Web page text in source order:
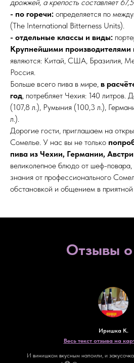
дрожжей, а крепость составляет
- по горечи: определяется по
(The International Bitterness Units).
- отдельные классы и виды:
Крупнейшими производителями
являются: Китай, США, Бразилия,
Россия.
Больше всего пива в мире, в
год , потребляет Чехия: 140 литров.
(107,8 л.), Румыния (100,3 л.),
л.).
Дорогие гости, приглашаем на
Сомелье. У нас вы не только
пива из Чехии, Германии,
великолепное блюдо от шеф-
знания от профессионального
обстановкой и общением в приятной
Отзывы
Иришка К.
Весь текст отзыва на
И винишком вкусным напоили, и